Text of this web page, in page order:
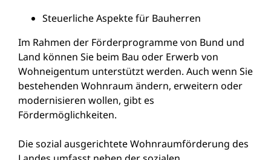
Steuerliche Aspekte für Bauherren
Im Rahmen der Förderprogramme von Bund und
Land können Sie beim Bau oder Erwerb von
Wohneigentum unterstützt werden. Auch wenn Sie
bestehenden Wohnraum ändern, erweitern oder
modernisieren wollen, gibt es
Fördermöglichkeiten.
Die sozial ausgerichtete Wohnraumförderung des